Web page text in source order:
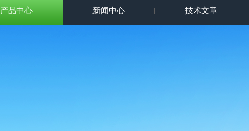
产品中心 新闻中心 技术文章